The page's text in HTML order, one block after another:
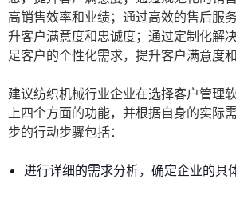
高销售效率和业绩；通过高效的售后服
升客户满意度和忠诚度；通过定制化解
足客户的个性化需求，提升客户满意度和
建议纺织机械行业企业在选择客户管理
上四个方面的功能，并根据自身的实际
步的行动步骤包括：
进行详细的需求分析，确定企业的具